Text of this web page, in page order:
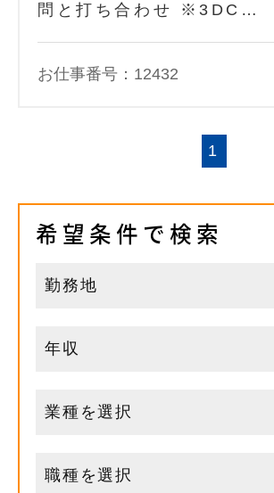
問と打ち合わせ ※3DC…
お仕事番号：12432
1
希望条件で検索
業種を選択
職種を選択